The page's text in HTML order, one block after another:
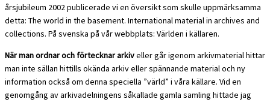
årsjubileum 2002 publicerade vi en översikt som skulle uppmärksamma
detta: The world in the basement. International material in archives and
collections. På svenska på vår webbplats: Världen i källaren.
När man ordnar och förtecknar arkiveller går igenom arkivmaterial hittar
man inte sällan hittills okända arkiv eller spännande material och ny
information också om denna speciella ”värld” i våra källare. Vid en
genomgång av arkivadelningens såkallade gamla samling hittade jag